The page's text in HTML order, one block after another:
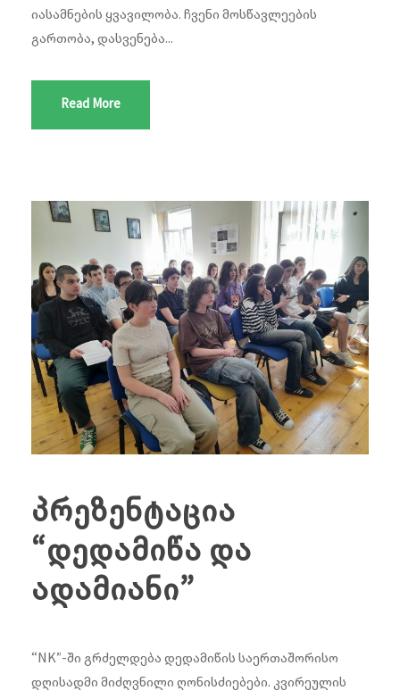
იასამნების ყვავილობა. ჩვენი მოსწავლეების
გართობა, დასვენება...
Read More
პრეზენტაცია
“დედამიწა და
ადამიანი”
“NK”-ში გრძელდება დედამიწის საერთაშორისო
დღისადმი მიძღვნილი ღონისძიებები. კვირეულის